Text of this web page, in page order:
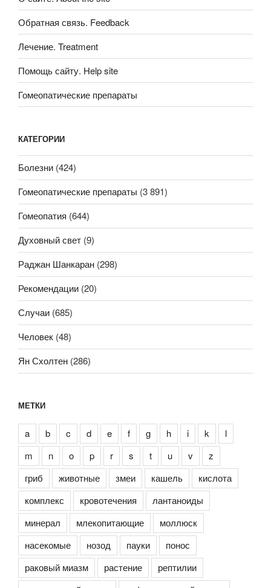
Обратная связь. Feedback
Лечение. Treatment
Помощь сайту. Help site
Гомеопатические препараты
КАТЕГОРИИ
Болезни (424)
Гомеопатические препараты (3 891)
Гомеопатия (644)
Духовный свет (9)
Раджан Шанкаран (298)
Рекомендации (20)
Случаи (685)
Человек (48)
Ян Схолтен (286)
МЕТКИ
a b c d e f g h i k
l
m
n o p r s t u v
z
гриб
животные змеи кашель
кислота
комплекс
кровотечения
лантаноиды
минерал
млекопитающие
моллюск
насекомые
нозод пауки
понос
раковый миазм
растение
рептилии